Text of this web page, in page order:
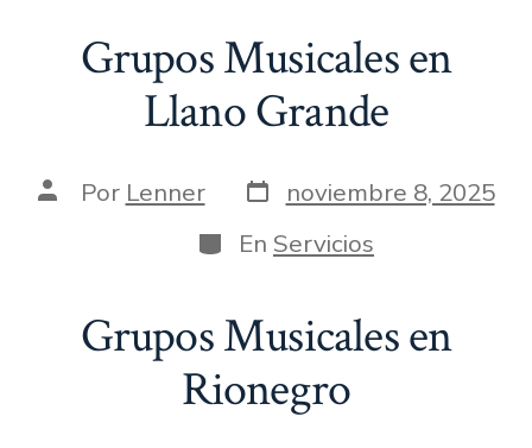
Grupos Musicales en
Llano Grande
AutorPor Lenner Fecha
de
publicación
noviembre 8, 2025
Categorías
En Servicios
Grupos Musicales en
Rionegro